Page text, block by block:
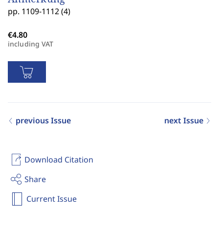
Download Citation
Share
Current Issue
pp. 1109-1112 (4)
including VAT
previous Issue next Issue